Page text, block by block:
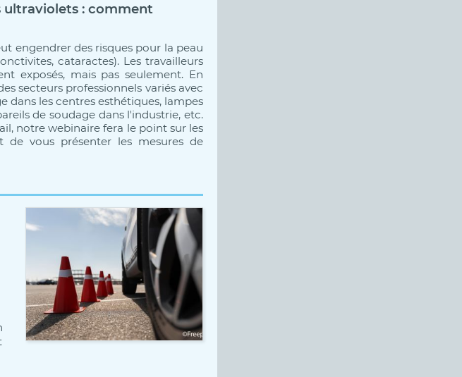
ultraviolets : comment
engendrer des risques pour la peau
cataractes). Les travailleurs
exposés, mais pas seulement. En
secteurs professionnels variés avec
dans les centres esthétiques, lampes
de soudage dans l'industrie, etc.
notre webinaire fera le point sur les
de vous présenter les mesures de